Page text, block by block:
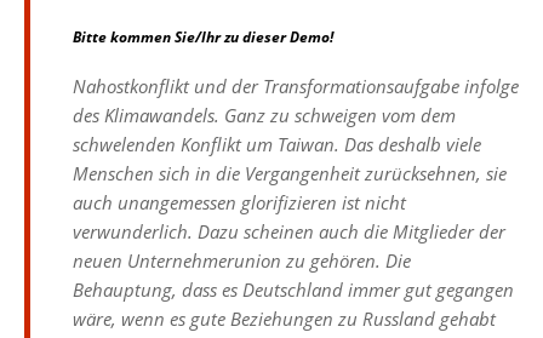
Bitte kommen Sie/Ihr zu dieser Demo!
Nahostkonflikt und der Transformationsaufgabe infolge
des Klimawandels. Ganz zu schweigen vom dem
schwelenden Konflikt um Taiwan. Das deshalb viele
Menschen sich in die Vergangenheit zurücksehnen, sie
auch unangemessen glorifizieren ist nicht
verwunderlich. Dazu scheinen auch die Mitglieder der
neuen Unternehmerunion zu gehören. Die
Behauptung, dass es Deutschland immer gut gegangen
wäre, wenn es gute Beziehungen zu Russland gehabt